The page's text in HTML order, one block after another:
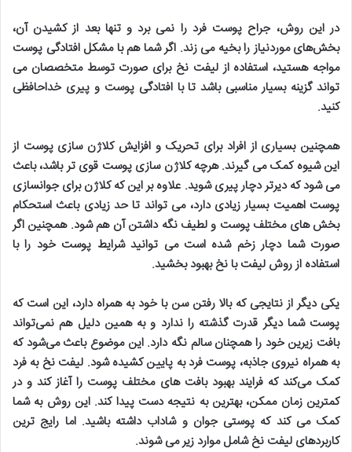
در این روش، جراح پوست فرد را نمی برد و تنها بعد از کشیدن آن،
بخش‌های موردنیاز را بخیه می زند. اگر شما هم با مشکل افتادگی پوست
مواجه هستید، استفاده از لیفت نخ برای صورت توسط متخصصان می
تواند گزینه بسیار مناسبی باشد تا با افتادگی پوست و پیری خداحافظی
کنید.
همچنین بسیاری از افراد برای تحریک و افزایش کلاژن سازی پوست از
این شیوه کمک می گیرند.هرچه کلاژن سازی پوست قوی تر باشد، باعث
می شود که دیرتر دچار پیری شوید. علاوه بر این که کلاژن برای جوانسازی
پوست اهمیت بسیار زیادی دارد، می تواند تا حد زیادی باعث استحکام
بخش های مختلف پوست و لطیف نگه داشتن آن هم شود. همچنین اگر
صورت شما دچار زخم شده است می توانید شرایط پوست خود را با
استفاده از روش لیفت با نخ بهبود بخشید.
یکی دیگر از نتایجی که بالا رفتن سن با خود به همراه دارد، این است که
پوست شما دیگر قدرت گذشته را ندارد و به همین دلیل هم نمی‌تواند
بافت زیرین خود را همچنان سالم نگه دارد. این موضوع باعث می‌شود که
به همراه نیروی جاذبه، پوست فرد به پایین کشیده شود. لیفت نخ به فرد
کمک می‌کند که فرایند بهبود بافت های مختلف پوست را آغاز کند و در
کمترین زمان ممکن، بهترین به نتیجه دست پیدا کند. این روش به شما
کمک می کند که پوستی جوان و شاداب داشته باشید. اما رایج ترین
کاربردهای لیفت نخ شامل موارد زیر می شوند.